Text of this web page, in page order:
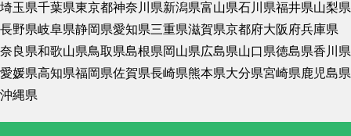
埼玉県千葉県東京都神奈川県新潟県富山県石川県福井県山梨県
長野県岐阜県静岡県愛知県三重県滋賀県京都府大阪府兵庫県
奈良県和歌山県鳥取県島根県岡山県広島県山口県徳島県香川県
愛媛県高知県福岡県佐賀県長崎県熊本県大分県宮崎県鹿児島県
沖縄県